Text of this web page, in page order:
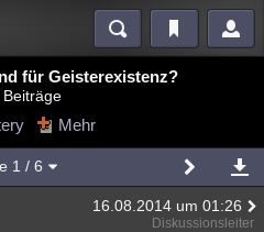
Mystery Kriminalfälle
für Geisterexistenz?
Beiträge
Mehr
1 / 6
16.08.2014 um 01:26
Diskussionsleiter